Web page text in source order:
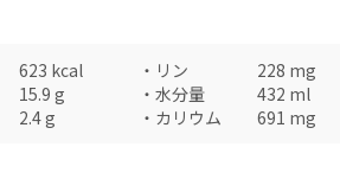
623 kcal ・ リン 228 mg
15.9 g ・ 水分量 432 ml
2.4g ・ カリウム 691 mg